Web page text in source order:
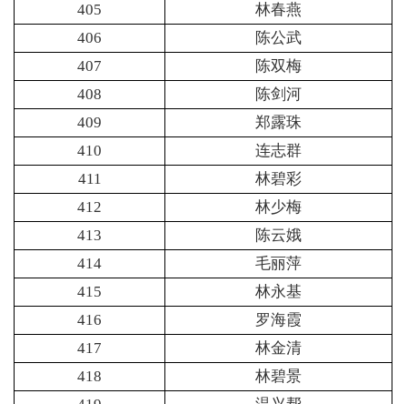
405
林春燕
406
陈公武
407
陈双梅
408
陈剑河
409
郑露珠
410
连志群
411
林碧彩
412
林少梅
413
陈云娥
414
毛丽萍
415
林永基
416
罗海霞
417
林金清
418
林碧景